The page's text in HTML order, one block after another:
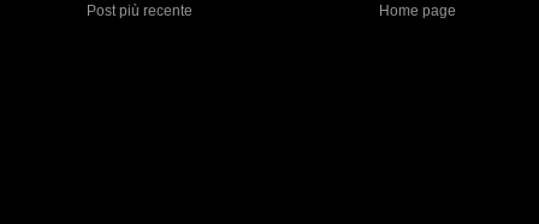
Post più recente Home page